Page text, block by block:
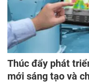
Thúc đẩy phát
mới sáng tạo và